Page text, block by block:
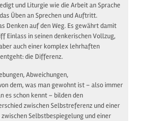
und Liturgie wie die Arbeit an Sprache
Üben an Sprechen und Auftritt.
Denken auf den Weg. Es gewährt damit
Einlass in seinen denkerischen Vollzug,
auch einer komplex lehrhaften
die Differenz.
Abweichungen,
dem, was man gewohnt ist – also immer
es schon kennt – bilden den
zwischen Selbstreferenz und einer
Selbstbespiegelung und einer